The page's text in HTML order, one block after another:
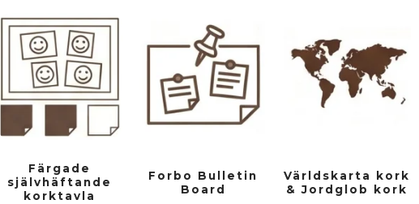
Färgade
självhäftande
korktavla
Forbo Bulletin
Board
Världskarta kork
& Jordglob kork